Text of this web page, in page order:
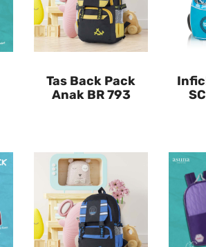
Tas Back Pack
Anak BR 793